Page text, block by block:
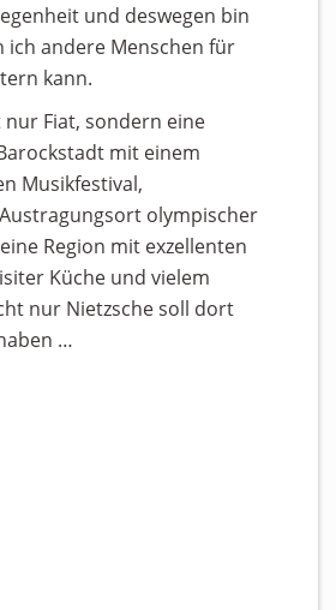
und deswegen bin
ich andere Menschen für
kann.
Fiat, sondern eine
mit einem
Musikfestival,
olympischer
Region mit exzellenten
Küche und vielem
nur Nietzsche soll dort
…